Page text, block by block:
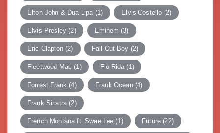
Elton John & Dua Lipa (1) Elvis Costello (2)
Elvis Presley (2) Eminem (3)
Eric Clapton(2) Fall Out Boy (2)
Fleetwood Mac (1) Flo Rida (1)
Forrest Frank (4) Frank Ocean(4)
Frank Sinatra (2)
French Montana ft. Swae Lee (1) Future (22)